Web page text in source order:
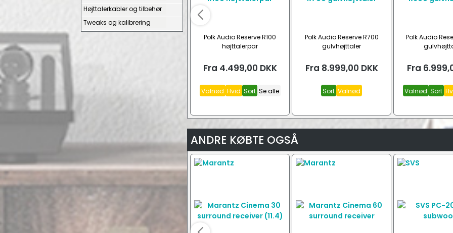
Højttalerkabler og tilbehør
Tweaks og kalibrering
Polk Audio Reserve R100
højttalerpar
Fra 4.499,00 DKK
Valnød Hvid Sort Se alle
Polk Audio Reserve R700
gulvhøjttaler
Fra 8.999,00 DKK
Sort Valnød
Polk Audio
Fra
Valnød Sort
ANDRE KØBTE OGSÅ